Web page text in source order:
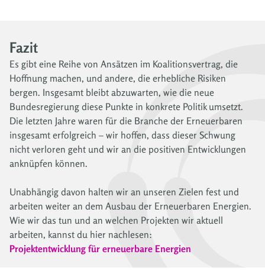
Fazit
Es gibt eine Reihe von Ansätzen im Koalitionsvertrag, die
Hoffnung machen, und andere, die erhebliche Risiken
bergen. Insgesamt bleibt abzuwarten, wie die neue
Bundesregierung diese Punkte in konkrete Politik umsetzt.
Die letzten Jahre waren für die Branche der Erneuerbaren
insgesamt erfolgreich – wir hoffen, dass dieser Schwung
nicht verloren geht und wir an die positiven Entwicklungen
anknüpfen können.
Unabhängig davon halten wir an unseren Zielen fest und
arbeiten weiter an dem Ausbau der Erneuerbaren Energien.
Wie wir das tun und an welchen Projekten wir aktuell
arbeiten, kannst du hier nachlesen:
Projektentwicklung für erneuerbare Energien